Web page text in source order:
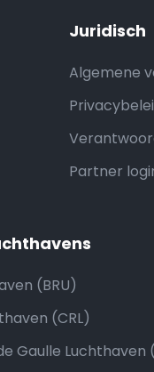
Juridisch
Algemene
Partner
(BRU)
(CRL)
Gaulle Luchthaven